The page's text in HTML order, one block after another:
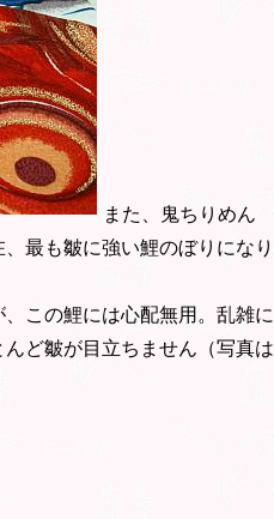
また、鬼ちりめん
最も皺に強い鯉のぼりになり
この鯉には心配無用。乱雑に
ど皺が目立ちません（写真は